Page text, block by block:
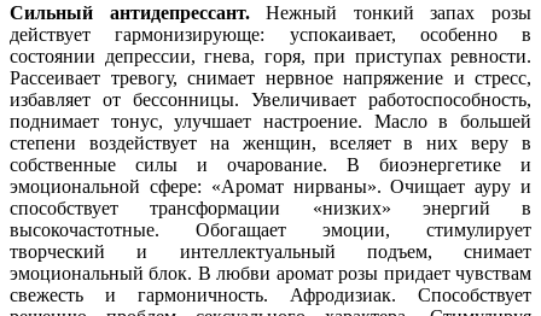
Сильный антидепрессант.Нежный тонкий запах розы
действует гармонизирующе: успокаивает, особенно в
состоянии депрессии, гнева, горя, при приступах ревности.
Рассеивает тревогу, снимает нервное напряжение и стресс,
избавляет от бессонницы. Увеличивает работоспособность,
поднимает тонус, улучшает настроение. Масло в большей
степени воздействует на женщин, вселяет в них веру в
собственные силы и очарование. В биоэнергетике и
эмоциональной сфере: «Аромат нирваны». Очищает ауру и
способствует трансформации «низких» энергий в
высокочастотные. Обогащает эмоции, стимулирует
творческий и интеллектуальный подъем, снимает
эмоциональный блок. В любви аромат розы придает чувствам
свежесть и гармоничность. Афродизиак. Способствует